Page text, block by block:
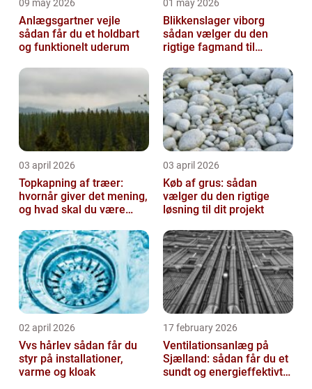
09 may 2026
Anlægsgartner vejle
sådan får du et holdbart
og funktionelt uderum
01 may 2026
Blikkenslager viborg
sådan vælger du den
rigtige fagmand til
03 april 2026
Topkapning af træer:
hvornår giver det mening,
og hvad skal du være
03 april 2026
Køb af grus: sådan
vælger du den rigtige
løsning til dit projekt
02 april 2026
Vvs hårlev sådan får du
styr på installationer,
varme og kloak
17 february 2026
Ventilationsanlæg på
Sjælland: sådan får du et
sundt og energieffektivt